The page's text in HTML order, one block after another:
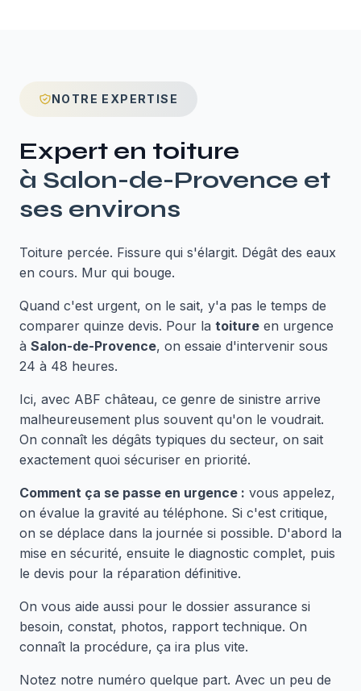
NOTRE EXPERTISE
Expert en toiture
à Salon-de-Provence et
ses environs
Toiture percée. Fissure qui s'élargit. Dégât des eaux
en cours. Mur qui bouge.
Quand c'est urgent, on le sait, y'a pas le temps de
comparer quinze devis. Pour la toiture en urgence
à Salon-de-Provence, on essaie d'intervenir sous
24 à 48 heures.
Ici, avec ABF château, ce genre de sinistre arrive
malheureusement plus souvent qu'on le voudrait.
On connaît les dégâts typiques du secteur, on sait
exactement quoi sécuriser en priorité.
Comment ça se passe en urgence : vous appelez,
on évalue la gravité au téléphone. Si c'est critique,
on se déplace dans la journée si possible. D'abord la
mise en sécurité, ensuite le diagnostic complet, puis
le devis pour la réparation définitive.
On vous aide aussi pour le dossier assurance si
besoin, constat, photos, rapport technique. On
connaît la procédure, ça ira plus vite.
Notez notre numéro quelque part. Avec un peu de